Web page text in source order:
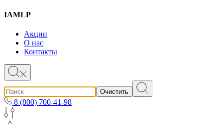
IAMLP
Акции
О нас
Контакты
Очистить
8 (800) 700-41-98